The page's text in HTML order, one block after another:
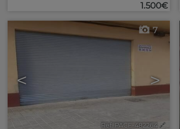
1.500€
< >
7
Ref. PACF-482264 🔗